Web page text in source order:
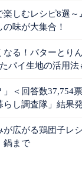
しむレシピ8選～
味が大集合！
なる！バターとり
パイ生地の活用法
」＜回答数37,754
し調査隊」結果発
が広がる鶏団子レ
鍋まで